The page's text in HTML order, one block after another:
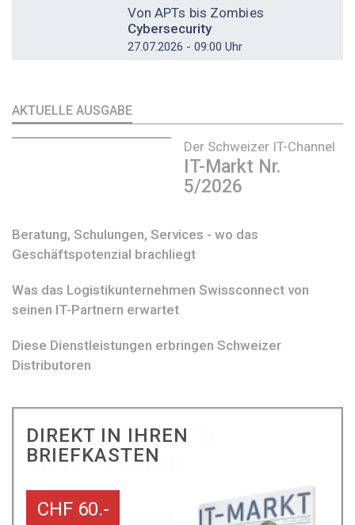
Von APTs bis Zombies
Cybersecurity
27.07.2026 - 09:00 Uhr
AKTUELLE AUSGABE
Der Schweizer IT-Channel
IT-Markt Nr.
5/2026
Beratung, Schulungen, Services - wo das
Geschäftspotenzial brachliegt
Was das Logistikunternehmen Swissconnect von
seinen IT-Partnern erwartet
Diese Dienstleistungen erbringen Schweizer
Distributoren
DIREKT IN IHREN
BRIEFKASTEN
CHF 60.-